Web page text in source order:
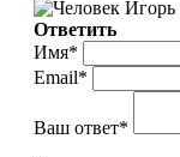
Игорь
Ответить
Имя*
Email*
Ваш ответ*